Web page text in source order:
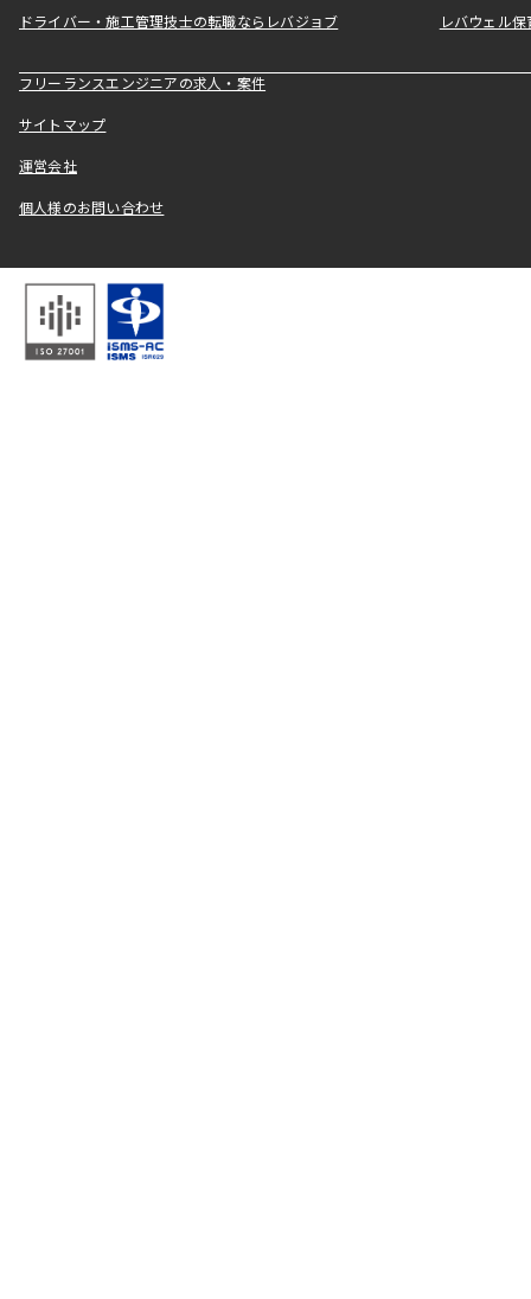
ドライバー・施工管理技士の転職ならレバジョブ レバウェル
フリーランスエンジニアの求人・案件
サイトマップ
運営会社
個人様のお問い合わせ